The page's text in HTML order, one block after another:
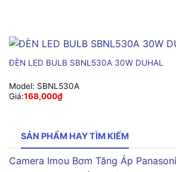
ĐÈN LED BULB SBNL530A 30W DUHAL
Model: SBNL530A
Giá:168,000₫
SẢN PHẨM HAY TÌM KIẾM
Camera Imou Bơm Tăng Áp